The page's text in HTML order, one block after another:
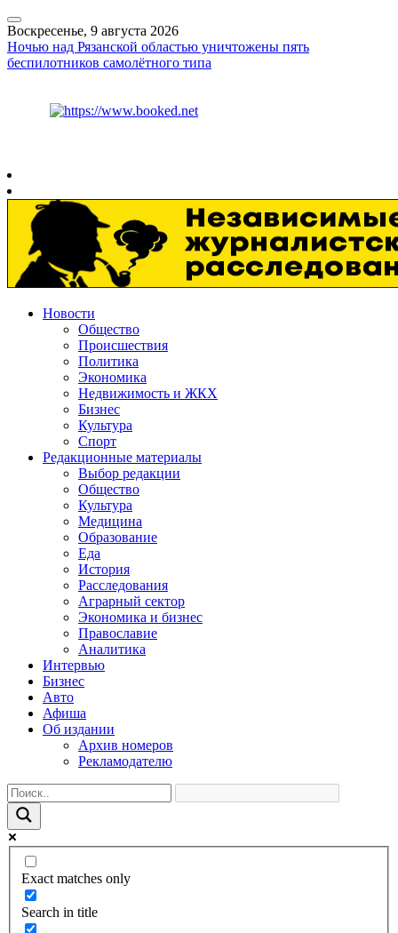
Воскресенье, 9 августа 2026
Ночью над Рязанской областью уничтожены пять
беспилотников самолётного типа
Новости
Общество
Происшествия
Политика
Экономика
Недвижимость и ЖКХ
Бизнес
Культура
Спорт
Редакционные материалы
Выбор редакции
Общество
Культура
Медицина
Образование
Еда
История
Расследования
Аграрный сектор
Экономика и бизнес
Православие
Аналитика
Интервью
Бизнес
Авто
Афиша
Об издании
Архив номеров
Рекламодателю
Exact matches only
Search in title